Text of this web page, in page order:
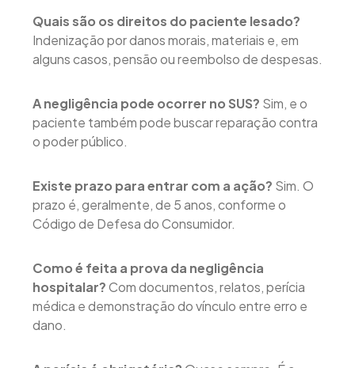
Quais são os direitos do paciente lesado?
Indenização por danos morais, materiais e, em
alguns casos, pensão ou reembolso de despesas.
A negligência pode ocorrer no SUS? Sim, e o
paciente também pode buscar reparação contra
o poder público.
Existe prazo para entrar com a ação? Sim. O
prazo é, geralmente, de 5 anos, conforme o
Código de Defesa do Consumidor.
Como é feita a prova da negligência
hospitalar?Com documentos, relatos, perícia
médica e demonstração do vínculo entre erro e
dano.